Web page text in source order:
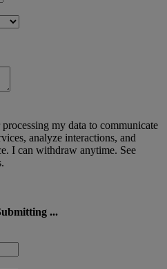
my data to communicate
analyze interactions, and
I can withdraw anytime. See
...